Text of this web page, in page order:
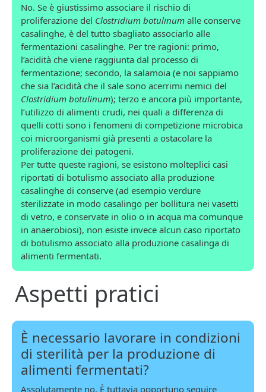
No. Se è giustissimo associare il rischio di
proliferazione del Clostridium botulinum alle conserve
casalinghe, è del tutto sbagliato associarlo alle
fermentazioni casalinghe. Per tre ragioni: primo,
l’acidità che viene raggiunta dal processo di
fermentazione; secondo, la salamoia (e noi sappiamo
che sia l’acidità che il sale sono acerrimi nemici del
Clostridium botulinum); terzo e ancora più importante,
l’utilizzo di alimenti crudi, nei quali a differenza di
quelli cotti sono i fenomeni di competizione microbica
coi microorganismi già presenti a ostacolare la
proliferazione dei patogeni.
Per tutte queste ragioni, se esistono molteplici casi
riportati di botulismo associato alla produzione
casalinghe di conserve (ad esempio verdure
sterilizzate in modo casalingo per bollitura nei vasetti
di vetro, e conservate in olio o in acqua ma comunque
in anaerobiosi), non esiste invece alcun caso riportato
di botulismo associato alla produzione casalinga di
alimenti fermentati.
Aspetti pratici
È necessario lavorare in condizioni
di sterilità per la produzione di
alimenti fermentati?
Assolutamente no. È tuttavia opportuno seguire